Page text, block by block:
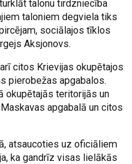
talonu tirdzniecība
taloniem degviela tiks
sociālajos tīklos
Aksjonovs.
citos Krievijas okupētajos
pierobežas apgabalos.
okupētajās teritorijās un
apgabalā un citos
atsaucoties uz oficiāliem
ka gandrīz visas lielākās